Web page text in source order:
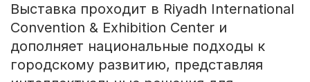
Выставка проходит в Riyadh International
Convention & Exhibition Center и
дополняет национальные подходы к
городскому развитию, представляя